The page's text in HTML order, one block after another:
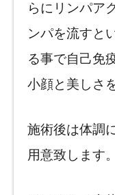
らにリンパア
ンパを流すと
る事で自己免
小顔と美しさ
施術後は体調
用意致します。